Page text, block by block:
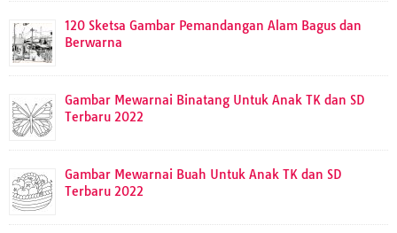
120 Sketsa Gambar Pemandangan Alam Bagus dan
Berwarna
Gambar Mewarnai Binatang Untuk Anak TK dan SD
Terbaru 2022
Gambar Mewarnai Buah Untuk Anak TK dan SD
Terbaru 2022